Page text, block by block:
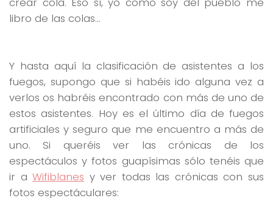
libro de las colas…
Y hasta aquí la clasificación de asistentes a los
fuegos, supongo que si habéis ido alguna vez a
verlos os habréis encontrado con más de uno de
estos asistentes. Hoy es el último día de fuegos
artificiales y seguro que me encuentro a más de
uno. Si queréis ver las crónicas de los
espectáculos y fotos guapísimas sólo tenéis que
ir aWifiblanes y ver todas las crónicas con sus
fotos espectáculares: